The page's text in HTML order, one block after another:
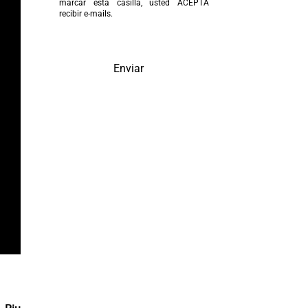
marcar esta casilla, usted ACEPTA
recibir e-mails.
Enviar